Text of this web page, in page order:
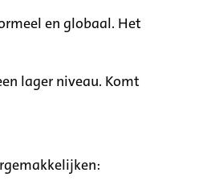
en globaal. Het
lager niveau. Komt